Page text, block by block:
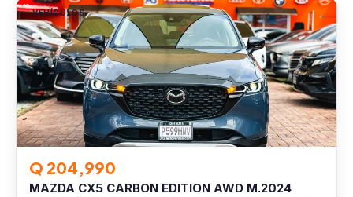
VEHÍCULOS
Q 204,990
MAZDA CX5 CARBON EDITION AWD M.2024